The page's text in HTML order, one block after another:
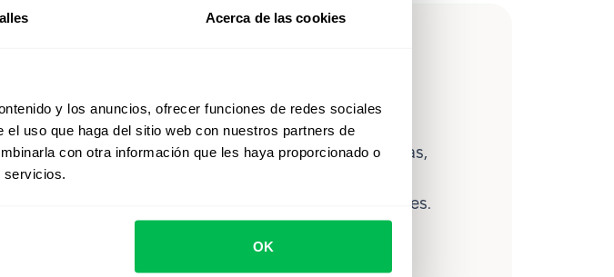
Acerca de las cookies
y los anuncios, ofrecer funciones de redes sociales
uso que haga del sitio web con nuestros partners de
con otra información que les haya proporcionado o
servicios.
OK
acción
Desde Core HR hasta analítica avanzada de personas,
descubrí cómo PeopleForce ayuda a los equipos a
automatizar procesos y ahorrar hasta 80 horas al mes.
Ver demo en vivo